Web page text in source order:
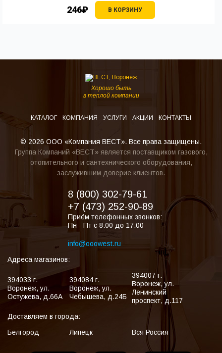
246₽ В КОРЗИНУ
Хорошо быть
в теплой компании
КАТАЛОГ КОМПАНИЯ УСЛУГИ АКЦИИ КОНТАКТЫ
© 2026 ООО «Компания ВЕСТ». Все права защищены.
Группа Компаний «ВЕСТ» является поставщиком газового,
отопительного и сантехнического оборудования,
заслужившим доверие клиентов.
8 (800) 302-79-61
+7 (473) 252-90-89
Приём телефонных звонков:
Пн - Пт с 8.00 до 17.00
info@ooowest.ru
Адреса магазинов:
394033 г.
Воронеж,ул.
Остужева, д.66А
394084 г.
Воронеж,ул.
Чебышева, д.24Б
394007 г.
Воронеж,ул.
Ленинский
проспект, д.117
Доставляем в города:
Белгород
Липецк Вся Россия